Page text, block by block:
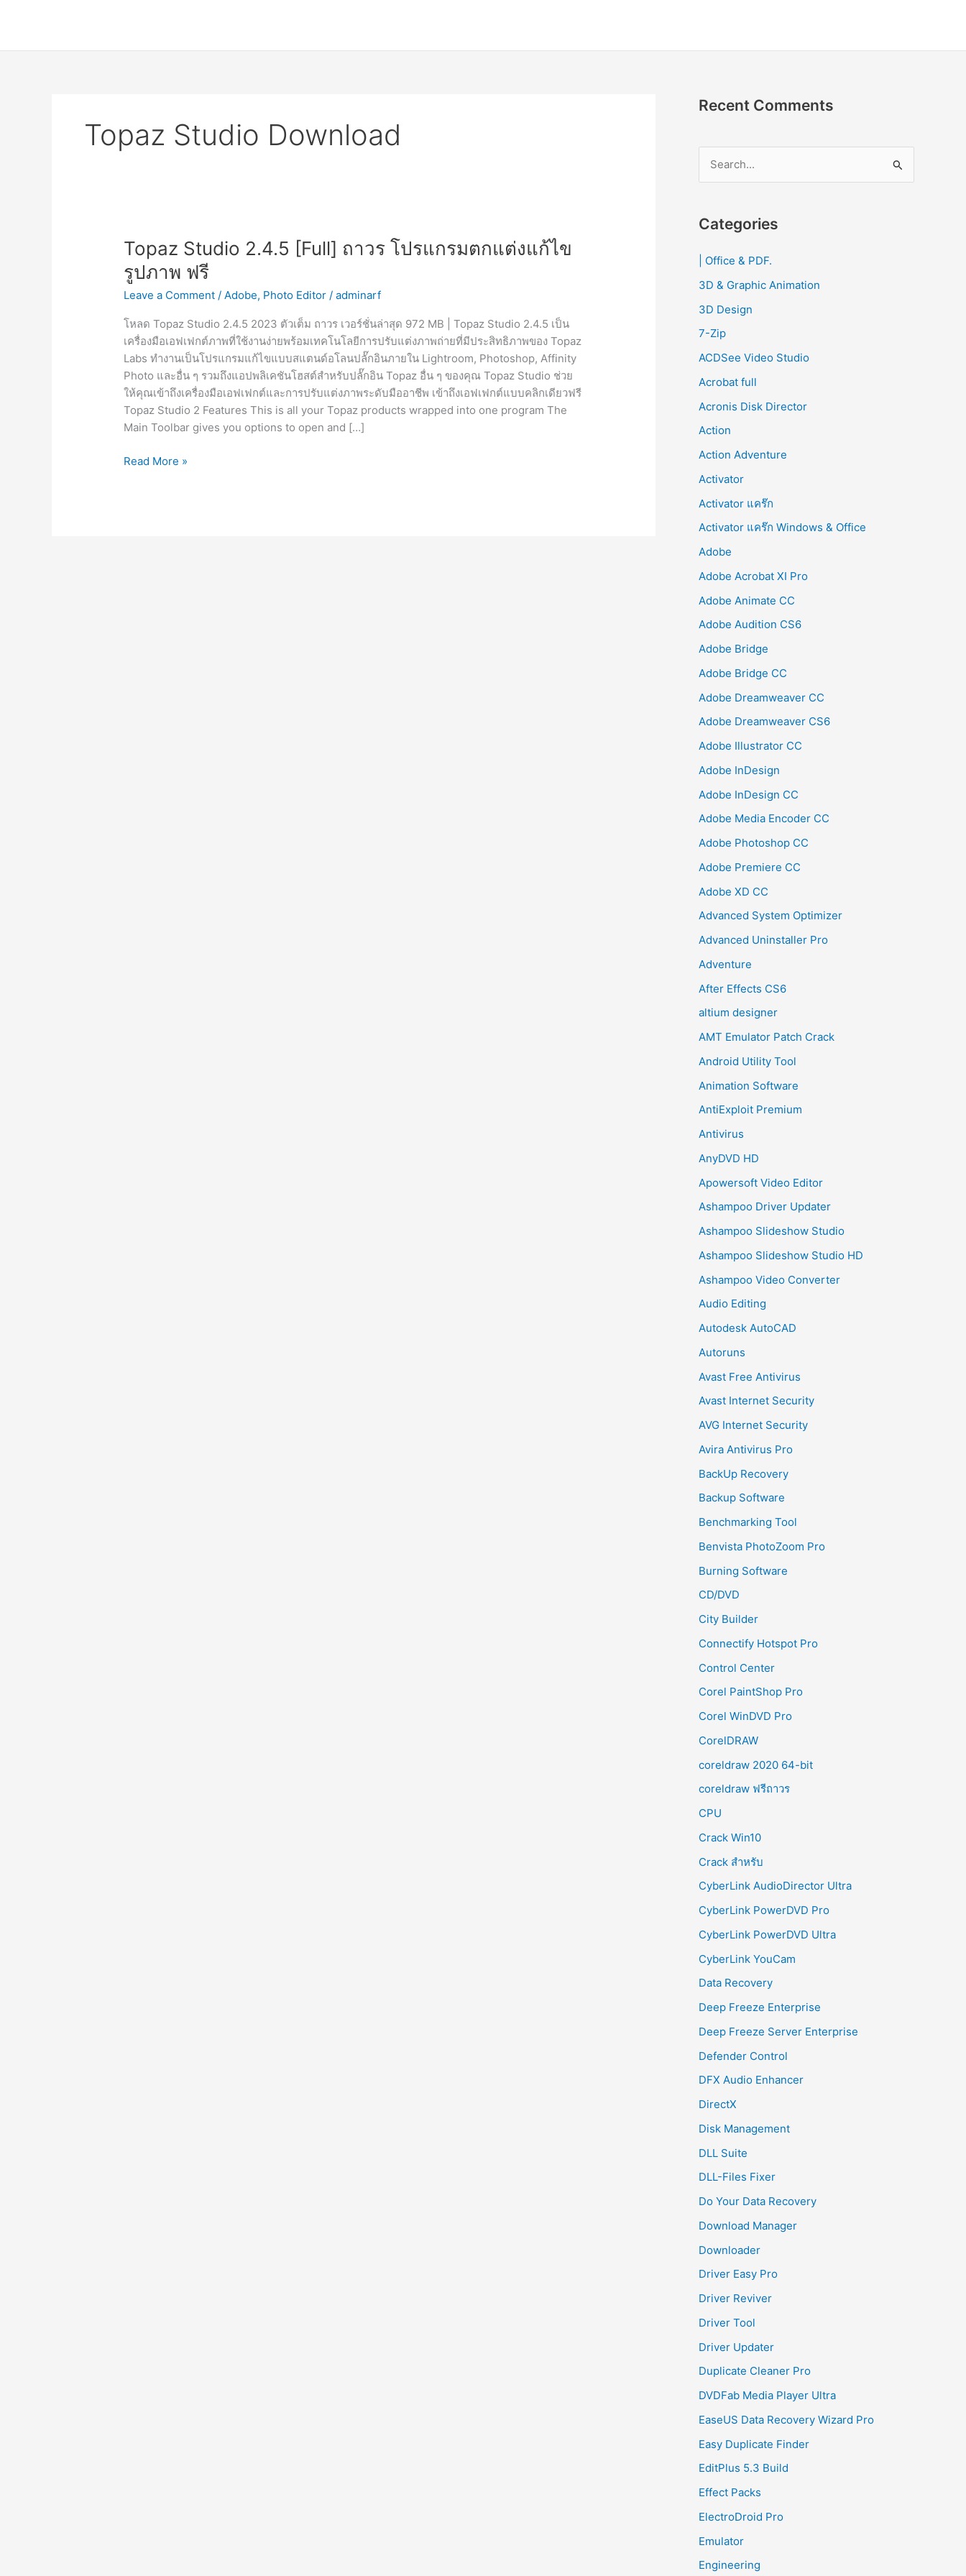
Topaz Studio Download
Topaz Studio 2.4.5 [Full] ถาวร โปรแกรมตกแต่งแก้ไข
รูปภาพ ฟรี
Leave a Comment /Adobe, Photo Editor /adminarf
โหลด Topaz Studio 2.4.5 2023 ตัวเต็ม ถาวร เวอร์ชั่นล่าสุด 972 MB | Topaz Studio 2.4.5 เป็น
เครื่องมือเอฟเฟกต์ภาพที่ใช้งานง่ายพร้อมเทคโนโลยีการปรับแต่งภาพถ่ายที่มีประสิทธิภาพของ Topaz
Labs ทำงานเป็นโปรแกรมแก้ไขแบบสแตนด์อโลนปลั๊กอินภายใน Lightroom, Photoshop, Affinity
Photo และอื่น ๆ รวมถึงแอปพลิเคชันโฮสต์สำหรับปลั๊กอิน Topaz อื่น ๆ ของคุณ Topaz Studio ช่วย
ให้คุณเข้าถึงเครื่องมือเอฟเฟกต์และการปรับแต่งภาพระดับมืออาชีพ เข้าถึงเอฟเฟกต์แบบคลิกเดียวฟรี
Topaz Studio 2 Features This is all your Topaz products wrapped into one program The
Main Toolbar gives you options to open and […]
Topaz
Read More »
Recent Comments
r
h
f
o
r
Categories
| Office & PDF.
3D & Graphic Animation
3D Design
7-Zip
ACDSee Video Studio
Acrobat full
Acronis Disk Director
Action
Action Adventure
Activator
Activator แคร๊ก
Activator แคร๊ก Windows & Office
Adobe
Adobe Acrobat XI Pro
Adobe Animate CC
Adobe Audition CS6
Adobe Bridge
Adobe Bridge CC
Adobe Dreamweaver CC
Adobe Dreamweaver CS6
Adobe Illustrator CC
Adobe InDesign
Adobe InDesign CC
Adobe Media Encoder CC
Adobe Photoshop CC
Adobe Premiere CC
Adobe XD CC
Advanced System Optimizer
Advanced Uninstaller Pro
Adventure
After Effects CS6
altium designer
AMT Emulator Patch Crack
Android Utility Tool
Animation Software
AntiExploit Premium
Antivirus
AnyDVD HD
Apowersoft Video Editor
Ashampoo Driver Updater
Ashampoo Slideshow Studio
Ashampoo Slideshow Studio HD
Ashampoo Video Converter
Audio Editing
Autodesk AutoCAD
Autoruns
Avast Free Antivirus
Avast Internet Security
AVG Internet Security
Avira Antivirus Pro
BackUp Recovery
Backup Software
Benchmarking Tool
Benvista PhotoZoom Pro
Burning Software
CD/DVD
City Builder
Connectify Hotspot Pro
Control Center
Corel PaintShop Pro
Corel WinDVD Pro
CorelDRAW
coreldraw 2020 64-bit
coreldraw ฟรีถาวร
CPU
Crack Win10
Crack สำหรับ
CyberLink AudioDirector Ultra
CyberLink PowerDVD Pro
CyberLink PowerDVD Ultra
CyberLink YouCam
Data Recovery
Deep Freeze Enterprise
Deep Freeze Server Enterprise
Defender Control
DFX Audio Enhancer
DirectX
Disk Management
DLL Suite
DLL-Files Fixer
Do Your Data Recovery
Download Manager
Downloader
Driver Easy Pro
Driver Reviver
Driver Tool
Driver Updater
Duplicate Cleaner Pro
DVDFab Media Player Ultra
EaseUS Data Recovery Wizard Pro
Easy Duplicate Finder
EditPlus 5.3 Build
Effect Packs
ElectroDroid Pro
Emulator
Engineering